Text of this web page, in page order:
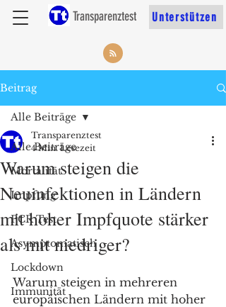
Unterstützen
Transparenztest
Beitrag
Alle Beiträge
Mortalität
Impfung
PCR Test
Asymptomatisch
Lockdown
Immunität
Alle Beiträge
Warum steigen die
Neuinfektionen in Ländern
mit hoher Impfquote stärker
als mit niedriger?
Transparenztest
4 Min. Lesezeit
Warum steigen in mehreren
europäischen Ländern mit hoher